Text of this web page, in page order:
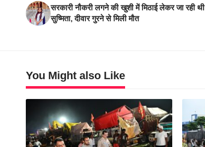
सरकारी नौकरी लगने की खुशी में मिठाई लेकर जा रही थी
सुष्मिता, दीवार गुरने से मिली मौत
You Might also Like